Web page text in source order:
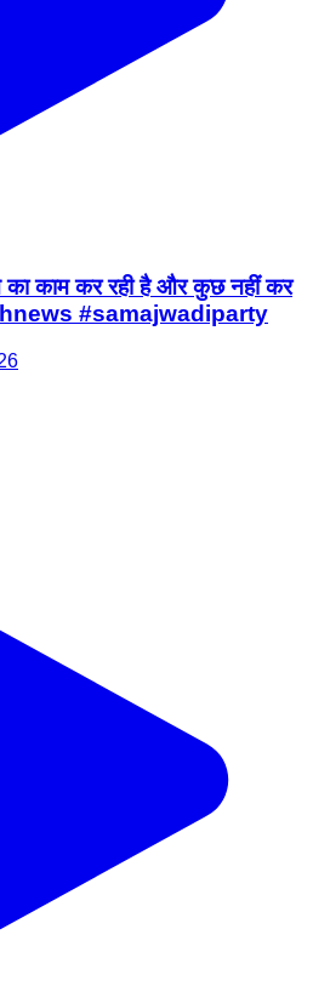
काम कर रही है और कुछ नहीं कर
#samajwadiparty